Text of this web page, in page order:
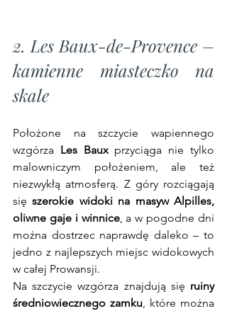
2. Les Baux-de-Provence –
kamienne miasteczko na
skale
Położone na szczycie wapiennego
wzgórza Les Baux przyciąga nie tylko
malowniczym położeniem, ale też
niezwykłą atmosferą. Z góry rozciągają
się szerokie widoki na masyw Alpilles,
oliwne gaje i winnice, a w pogodne dni
można dostrzec naprawdę daleko – to
jedno z najlepszych miejsc widokowych
w całej Prowansji.
Na szczycie wzgórza znajdują się ruiny
średniowiecznego zamku, które można